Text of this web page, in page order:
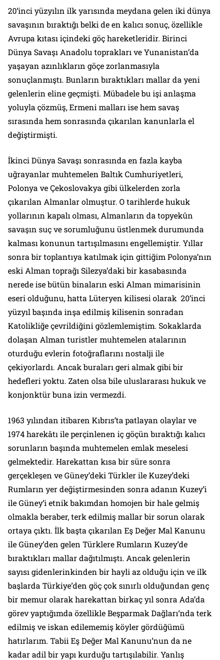
20’inci yüzyılın ilk yarısında meydana gelen iki dünya
savaşının bıraktığı belki de en kalıcı sonuç, özellikle
Avrupa kıtası içindeki göç hareketleridir. Birinci
Dünya Savaşı Anadolu toprakları ve Yunanistan’da
yaşayan azınlıkların göçe zorlanmasıyla
sonuçlanmıştı. Bunların bıraktıkları mallar da yeni
gelenlerin eline geçmişti. Mübadele bu işi anlaşma
yoluyla çözmüş, Ermeni malları ise hem savaş
sırasında hem sonrasında çıkarılan kanunlarla el
değiştirmişti.
İkinci Dünya Savaşı sonrasında en fazla kayba
uğrayanlar muhtemelen Baltık Cumhuriyetleri,
Polonya ve Çekoslovakya gibi ülkelerden zorla
çıkarılan Almanlar olmuştur. O tarihlerde hukuk
yollarının kapalı olması, Almanların da topyekûn
savaşın suç ve sorumluğunu üstlenmek durumunda
kalması konunun tartışılmasını engellemiştir. Yıllar
sonra bir toplantıya katılmak için gittiğim Polonya’nın
eski Alman toprağı Silezya’daki bir kasabasında
nerede ise bütün binaların eski Alman mimarisinin
eseri olduğunu, hatta Lüteryen kilisesi olarak 20’inci
yüzyıl başında inşa edilmiş kilisenin sonradan
Katolikliğe çevrildiğini gözlemlemiştim. Sokaklarda
dolaşan Alman turistler muhtemelen atalarının
oturduğu evlerin fotoğraflarını nostalji ile
çekiyorlardı. Ancak buraları geri almak gibi bir
hedefleri yoktu. Zaten olsa bile uluslararası hukuk ve
konjonktür buna izin vermezdi.
1963 yılından itibaren Kıbrıs’ta patlayan olaylar ve
1974 harekâtı ile perçinlenen iç göçün bıraktığı kalıcı
sorunların başında muhtemelen emlak meselesi
gelmektedir. Harekattan kısa bir süre sonra
gerçekleşen ve Güney’deki Türkler ile Kuzey’deki
Rumların yer değiştirmesinden sonra adanın Kuzey’i
ile Güney’i etnik bakımdan homojen bir hale gelmiş
olmakla beraber, terk edilmiş mallar bir sorun olarak
ortaya çıktı. İlk başta çıkarılan Eş Değer Mal Kanunu
ile Güney’den gelen Türklere Rumların Kuzey’de
bıraktıkları mallar dağıtılmıştı. Ancak gelenlerin
sayısı gidenlerinkinden bir hayli az olduğu için ve ilk
başlarda Türkiye’den göç çok sınırlı olduğundan genç
bir memur olarak harekattan birkaç yıl sonra Ada’da
görev yaptığımda özellikle Beşparmak Dağları’nda terk
edilmiş ve iskan edilememiş köyler gördüğümü
hatırlarım. Tabii Eş Değer Mal Kanunu’nun da ne
kadar adil bir yapı kurduğu tartışılabilir. Yanlış